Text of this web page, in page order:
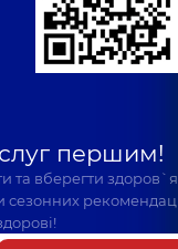
першим!
та вберегти
сезонних